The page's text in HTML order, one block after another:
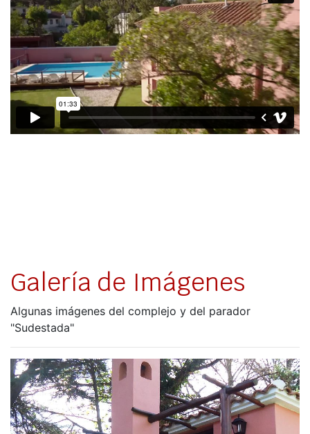
Galería de Imágenes
Algunas imágenes del complejo y del parador
"Sudestada"